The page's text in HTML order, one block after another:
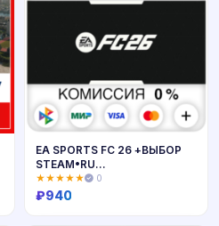
EA SPORTS FC 26 +ВЫБОР
STEAM•RU
⚡️АВТОДОСТАВКА 💳0%
★★★★★ 0
₽940